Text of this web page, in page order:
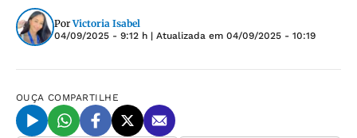
Por Victoria Isabel
04/09/2025 - 9:12 h | Atualizada em 04/09/2025 - 10:19
OUÇA COMPARTILHE